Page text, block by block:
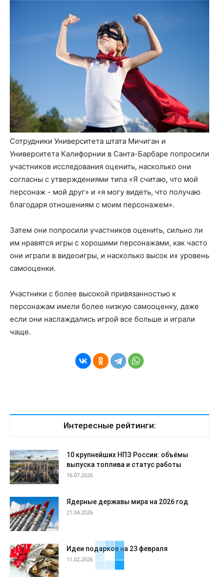
Сотрудники Университета штата Мичиган и
Университета Калифорнии в Санта-Барбаре попросили
участников исследования оценить, насколько они
согласны с утверждениями типа «Я считаю, что мой
персонаж - мой друг» и «я могу видеть, что получаю
благодаря отношениям с моим персонажем».
Затем они попросили участников оценить, сильно ли
им нравятся игры с хорошими персонажами, как часто
они играли в видеоигры, и насколько высок их уровень
самооценки.
Участники с более высокой привязанностью к
персонажам имели более низкую самооценку, даже
если они наслаждались игрой все больше и играли
чаще.
Интересные рейтинги:
10 крупнейших НПЗ России: объёмы
выпуска топлива и статус работы
16.07.2026
Ядерные державы мира на 2026 год
21.04.2026
Идеи подарков на 23 февраля
11.02.2026